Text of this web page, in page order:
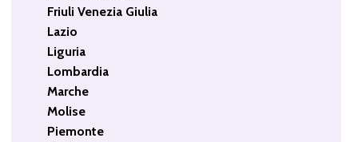
Friuli Venezia Giulia
Lazio
Liguria
Lombardia
Marche
Molise
Piemonte